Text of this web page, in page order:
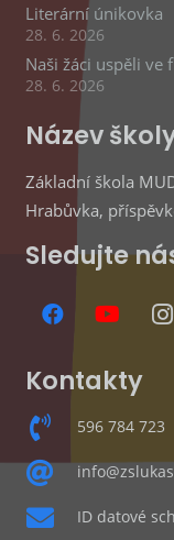
Literární únikovka
28. 6. 2026
Naši žáci uspěli ve
28. 6. 2026
Název
Základní škola
Hrabůvka,
Sledujte
Kontakty
596 784 723
ID datové